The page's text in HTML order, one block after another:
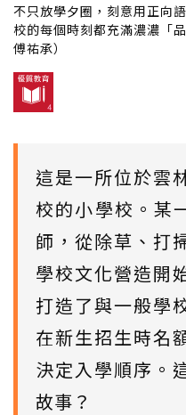
不只放學夕圈，刻意用正向
校的每個時刻都充滿濃濃「
傅祐承）
這是一所位於雲
校的小學校。某
師，從除草、打
學校文化營造開
打造了與一般學
在新生招生時名
決定入學順序。
故事？